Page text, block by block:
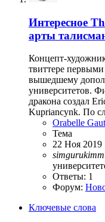
Интересное
арты
Концепт-
твиттере
вышедшему
университетов.
дракона создал
Kupriancynk. По
Orabelle
Тема
22 Ноя 2019
Ответы: 1
Форум:
Ключевые слова